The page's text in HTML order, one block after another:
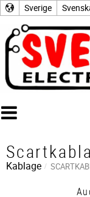
Sverige
Kablage